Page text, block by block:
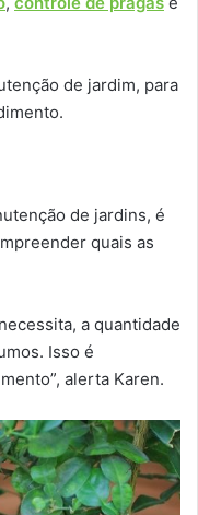
de jardim, para
de jardins, é
quais as
a quantidade
Isso é
alerta Karen.